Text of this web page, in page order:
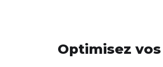
Optimisez